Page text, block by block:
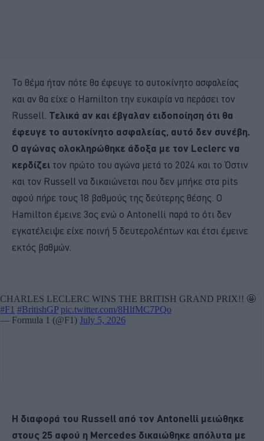
Το θέμα ήταν πότε θα έφευγε το αυτοκίνητο ασφαλείας
και αν θα είχε ο Hamilton την ευκαιρία να περάσει τον
Russell. Τελικά αν και έβγαλαν ειδοποίηση ότι θα
έφευγε το αυτοκίνητο ασφαλείας, αυτό δεν συνέβη.
Ο αγώνας ολοκληρώθηκε άδοξα με τον Leclerc να
κερδίζει τον πρώτο του αγώνα μετά το 2024 και το Όστιν
και τον Russell να δικαιώνεται που δεν μπήκε στα pits
αφού πήρε τους 18 βαθμούς της δεύτερης θέσης. Ο
Hamilton έμεινε 3ος ενώ ο Antonelli παρά το ότι δεν
εγκατέλειψε είχε ποινή 5 δευτερολέπτων και έτσι έμεινε
εκτός βαθμών.
Η διαφορά του Russell από τον Antonelli μειώθηκε
στους 25 αφού η Mercedes δικαιώθηκε απόλυτα με